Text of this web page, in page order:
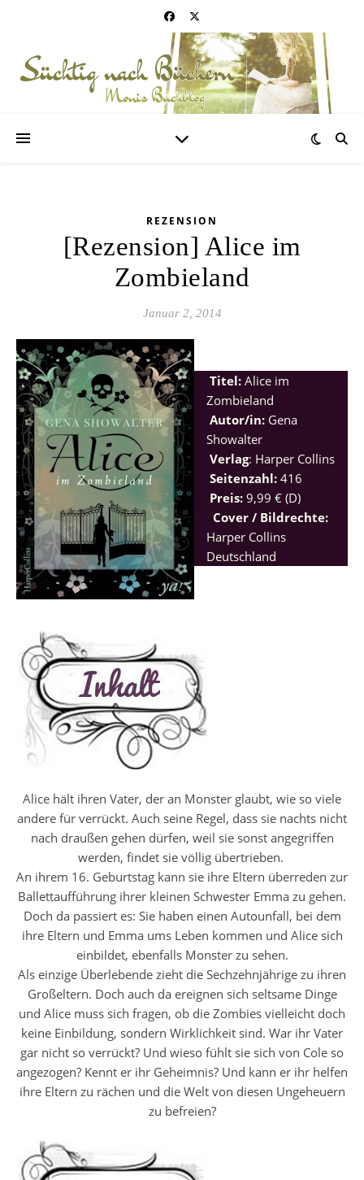
REZENSION
[Rezension] Alice im
Zombieland
Januar 2, 2014
Titel: Alice im
Zombieland
Autor/in: Gena
Showalter
Verlag: Harper Collins
Seitenzahl: 416
Preis: 9,99 € (D)
Cover / Bildrechte:
Harper Collins
Deutschland
Alice hält ihren Vater, der an Monster glaubt, wie so viele
andere für verrückt. Auch seine Regel, dass sie nachts nicht
nach draußen gehen dürfen, weil sie sonst angegriffen
werden, findet sie völlig übertrieben.
An ihrem 16. Geburtstag kann sie ihre Eltern überreden zur
Ballettaufführung ihrer kleinen Schwester Emma zu gehen.
Doch da passiert es: Sie haben einen Autounfall, bei dem
ihre Eltern und Emma ums Leben kommen und Alice sich
einbildet, ebenfalls Monster zu sehen.
Als einzige Überlebende zieht die Sechzehnjährige zu ihren
Großeltern. Doch auch da ereignen sich seltsame Dinge
und Alice muss sich fragen, ob die Zombies vielleicht doch
keine Einbildung, sondern Wirklichkeit sind. War ihr Vater
gar nicht so verrückt? Und wieso fühlt sie sich von Cole so
angezogen? Kennt er ihr Geheimnis? Und kann er ihr helfen
ihre Eltern zu rächen und die Welt von diesen Ungeheuern
zu befreien?